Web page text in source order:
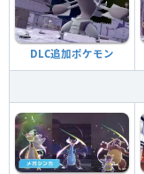
DLC追加ポケモン